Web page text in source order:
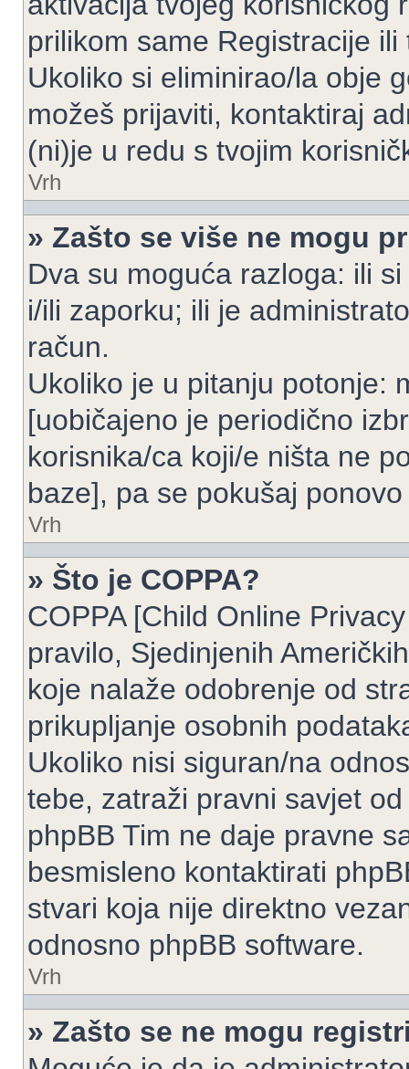
prilikom same Registracije
Ukoliko si eliminirao/la obje
možeš prijaviti, kontaktiraj
(ni)je u redu s tvojim
Vrh
» Zašto se više ne mogu
Dva su moguća razloga: ili
i/ili zaporku; ili je
račun.
Ukoliko je u pitanju potonje:
[uobičajeno je periodično
korisnika/ca koji/e ništa ne
baze], pa se pokušaj
Vrh
» Što je COPPA?
COPPA [Child Online
pravilo, Sjedinjenih
koje nalaže odobrenje od
prikupljanje osobnih
Ukoliko nisi siguran/na
tebe, zatraži pravni savjet
phpBB Tim ne daje pravne
besmisleno kontaktirati
stvari koja nije direktno
odnosno phpBB software.
Vrh
» Zašto se ne mogu